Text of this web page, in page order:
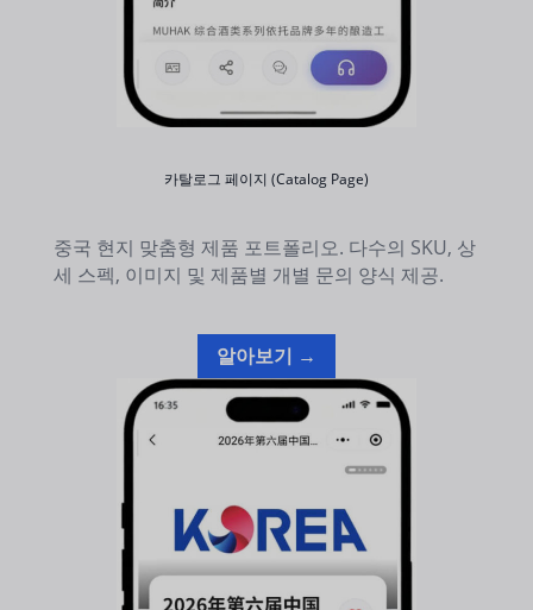
카탈로그 페이지 (Catalog Page)
중국 현지 맞춤형 제품 포트폴리오. 다수의 SKU, 상
세 스펙, 이미지 및 제품별 개별 문의 양식 제공.
알아보기 →